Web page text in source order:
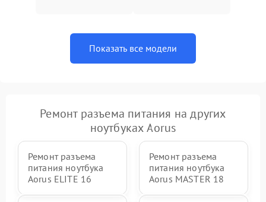
Показать все модели
Ремонт разъема питания на других
ноутбуках Aorus
Ремонт разъема
питания ноутбука
Aorus ELITE 16
Ремонт разъема
питания ноутбука
Aorus MASTER 18